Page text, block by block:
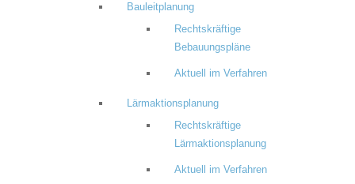
Bauleitplanung
Rechtskräftige
Bebauungspläne
Aktuell im Verfahren
Lärmaktionsplanung
Rechtskräftige
Lärmaktionsplanung
Aktuell im Verfahren